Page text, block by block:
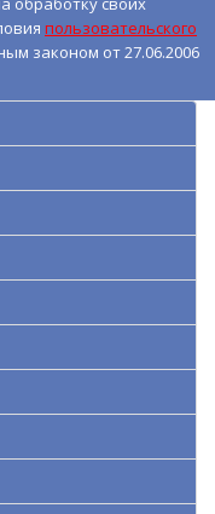
пользовательского
законом от 27.06.2006